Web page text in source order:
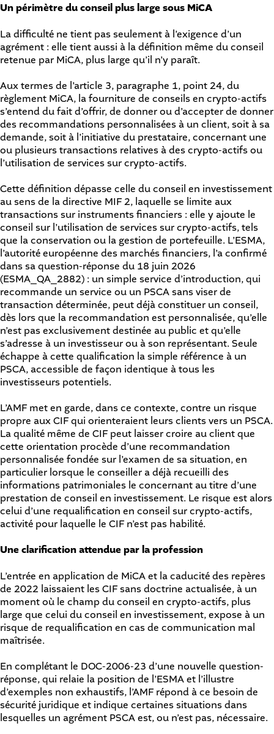
Un périmètre du conseil plus large sous MiCA
La difficulté ne tient pas seulement à l’exigence d’un
agrément : elle tient aussi à la définition même du conseil
retenue par MiCA, plus large qu’il n’y paraît.
Aux termes de l’article 3, paragraphe 1, point 24, du
règlement MiCA, la fourniture de conseils en crypto-actifs
s’entend du fait d’offrir, de donner ou d’accepter de donner
des recommandations personnalisées à un client, soit à sa
demande, soit à l’initiative du prestataire, concernant une
ou plusieurs transactions relatives à des crypto-actifs ou
l’utilisation de services sur crypto-actifs.
Cette définition dépasse celle du conseil en investissement
au sens de la directive MIF 2, laquelle se limite aux
transactions sur instruments financiers : elle y ajoute le
conseil sur l’utilisation de services sur crypto-actifs, tels
que la conservation ou la gestion de portefeuille. L’ESMA,
l’autorité européenne des marchés financiers, l’a confirmé
dans sa question-réponse du 18 juin 2026
(ESMA_QA_2882) : un simple service d’introduction, qui
recommande un service ou un PSCA sans viser de
transaction déterminée, peut déjà constituer un conseil,
dès lors que la recommandation est personnalisée, qu’elle
n’est pas exclusivement destinée au public et qu’elle
s’adresse à un investisseur ou à son représentant. Seule
échappe à cette qualification la simple référence à un
PSCA, accessible de façon identique à tous les
investisseurs potentiels.
L’AMF met en garde, dans ce contexte, contre un risque
propre aux CIF qui orienteraient leurs clients vers un PSCA.
La qualité même de CIF peut laisser croire au client que
cette orientation procède d’une recommandation
personnalisée fondée sur l’examen de sa situation, en
particulier lorsque le conseiller a déjà recueilli des
informations patrimoniales le concernant au titre d’une
prestation de conseil en investissement. Le risque est alors
celui d’une requalification en conseil sur crypto-actifs,
activité pour laquelle le CIF n’est pas habilité.
Une clarification attendue par la profession
L’entrée en application de MiCA et la caducité des repères
de 2022 laissaient les CIF sans doctrine actualisée, à un
moment où le champ du conseil en crypto-actifs, plus
large que celui du conseil en investissement, expose à un
risque de requalification en cas de communication mal
maîtrisée.
En complétant le DOC-2006-23 d’une nouvelle question-
réponse, qui relaie la position de l’ESMA et l’illustre
d’exemples non exhaustifs, l’AMF répond à ce besoin de
sécurité juridique et indique certaines situations dans
lesquelles un agrément PSCA est, ou n’est pas, nécessaire.